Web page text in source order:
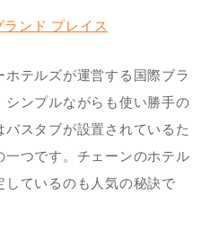
ンド プレイス
テルズが運営する国際ブラ
ンプルながらも使い勝手の
スタブが設置されているた
つです。チェーンのホテル
ているのも人気の秘訣で